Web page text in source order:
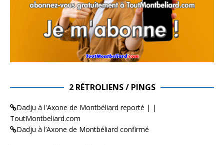
2 RÉTROLIENS / PINGS
Dadju à l'Axone de Montbéliard reporté | |
ToutMontbeliard.com
Dadju à l’Axone de Montbéliard confirmé